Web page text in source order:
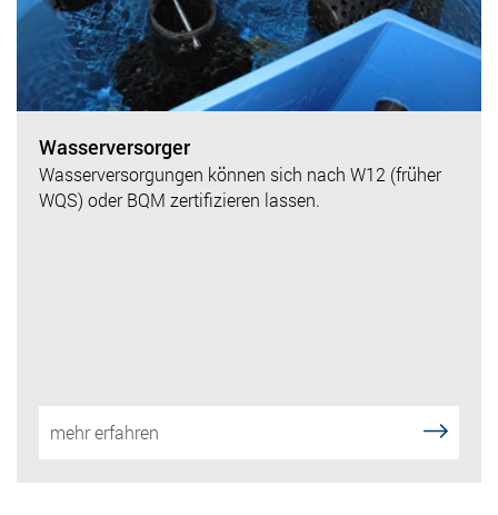
Wasserversorger
Wasserversorgungen können sich nach W12 (früher
WQS) oder BQM zertifizieren lassen.
mehr erfahren